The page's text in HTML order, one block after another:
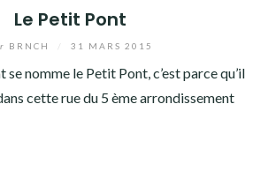
Le Petit Pont
BRNCH 31 MARS 2015
nomme le Petit Pont, c’est parce qu’il
cette rue du 5 ème arrondissement